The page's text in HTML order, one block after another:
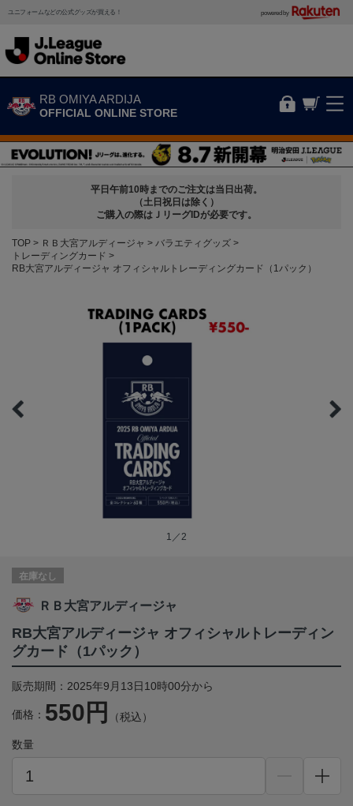
ユニフォームなどの公式グッズが買える！ powered by
RB OMIYA ARDIJA
OFFICIAL ONLINE STORE
平日午前10時までのご注文は当日出荷。
（土日祝日は除く）
ご購入の際はＪリーグIDが必要です。
TOP ＲＢ大宮アルディージャ
バラエティグッズ
トレーディングカード
RB大宮アルディージャ オフィシャルトレーディングカード（1パック）
1／2
在庫なし
ＲＢ大宮アルディージャ
RB大宮アルディージャ オフィシャルトレーディン
グカード（1パック）
販売期間：2025年9月13日10時00分から
価格： 550円 （税込）
数量